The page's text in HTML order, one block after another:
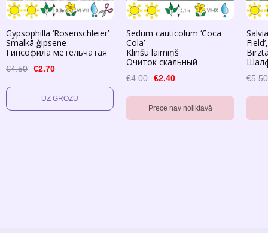
Gypsophilla ‘Rosenschleier’
Smalkā ģipsene
Гипсофила метельчатая
€4.50 €2.70
Sedum cauticolum ‘Coca
Cola’
Klinšu laimiņš
Очиток скальный
€4.00 €2.40
Prece nav noliktavā
€5.50